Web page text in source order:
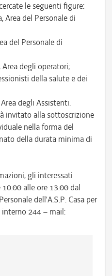
le seguenti figure:
Area del Personale di
del Personale di
degli operatori;
della salute e dei
degli Assistenti.
invitato alla sottoscrizione
nella forma del
della durata minima di
gli interessati
alle ore 13.00 dal
dell’A.S.P. Casa per
244 – mail: